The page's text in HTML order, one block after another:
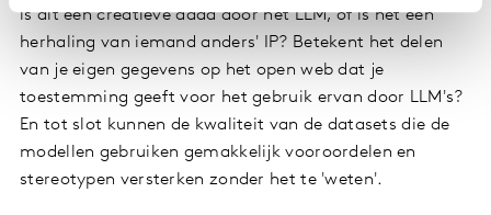
is dit een creatieve daad door het LLM, of is het een
herhaling van iemand anders' IP? Betekent het delen
van je eigen gegevens op het open web dat je
toestemming geeft voor het gebruik ervan door LLM's?
En tot slot kunnen de kwaliteit van de datasets die de
modellen gebruiken gemakkelijk vooroordelen en
stereotypen versterken zonder het te 'weten'.